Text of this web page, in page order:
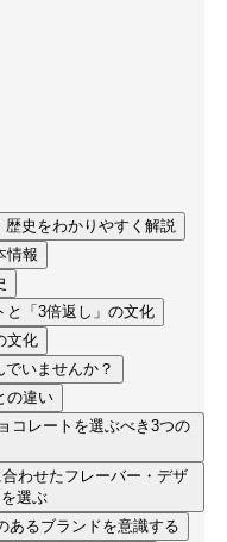
史をわかりやすく解説
情報
と「3倍返し」の文化
文化
いませんか？
の違い
コレートを選ぶべき3つの
わせたフレーバー・デザ
選ぶ
あるブランドを意識する